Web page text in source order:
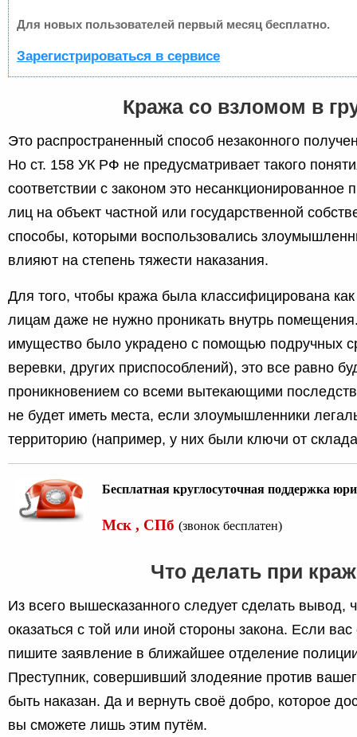
Для новых пользователей первый месяц бесплатно.
Зарегистрироваться в сервисе
Кража со взломом в
Это распространенный способ незаконного
Но ст. 158 УК РФ не предусматривает такого
соответствии с законом это несанкционированное
лиц на объект частной или государственной
способы, которыми воспользовались
влияют на степень тяжести наказания.
Для того, чтобы кража была классифицирована
лицам даже не нужно проникать внутрь
имущество было украдено с помощью подручных
веревки, других приспособлений), это все равно
проникновением со всеми вытекающими
не будет иметь места, если злоумышленники
территорию (например, у них были ключи от
Бесплатная круглосуточная поддержка
Мск , СПб(звонок бесплатен)
Что делать при
Из всего вышесказанного следует сделать вывод,
оказаться с той или иной стороны закона. Если
пишите заявление в ближайшее отделение
Преступник, совершивший злодеяние против
быть наказан. Да и вернуть своё добро, которое
вы сможете лишь этим путём.